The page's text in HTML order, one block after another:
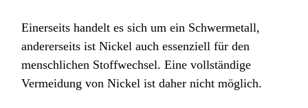
Einerseits handelt es sich um ein Schwermetall,
andererseits ist Nickel auch essenziell für den
menschlichen Stoffwechsel. Eine vollständige
Vermeidung von Nickel ist daher nicht möglich.